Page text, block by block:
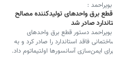
:
برق واحدهای تولیدکننده مصالح
صادر شد
بویراحمد دستور قطع برق واحدهای
فاقد استاندارد را صادر کرد و به
ایمن‌سازی آسانسورها اولتیماتوم داد.